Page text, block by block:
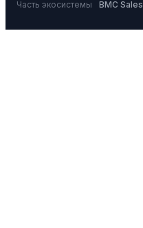
Часть экосистемы BMC Sales